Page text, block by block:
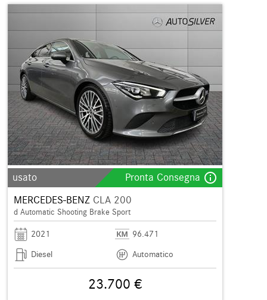
usato Pronta Consegna info_outline
MERCEDES-BENZ CLA 200
d Automatic Shooting Brake Sport
2021
96.471
Diesel
Automatico
23.700 €